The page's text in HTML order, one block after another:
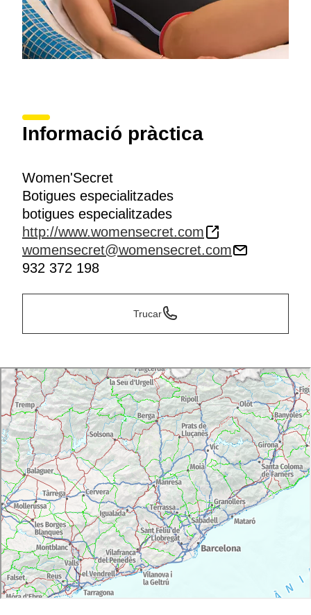
Informació pràctica
Women'Secret
Botigues especialitzades
botigues especialitzades
http://www.womensecret.com
womensecret@womensecret.com
932 372 198
Trucar